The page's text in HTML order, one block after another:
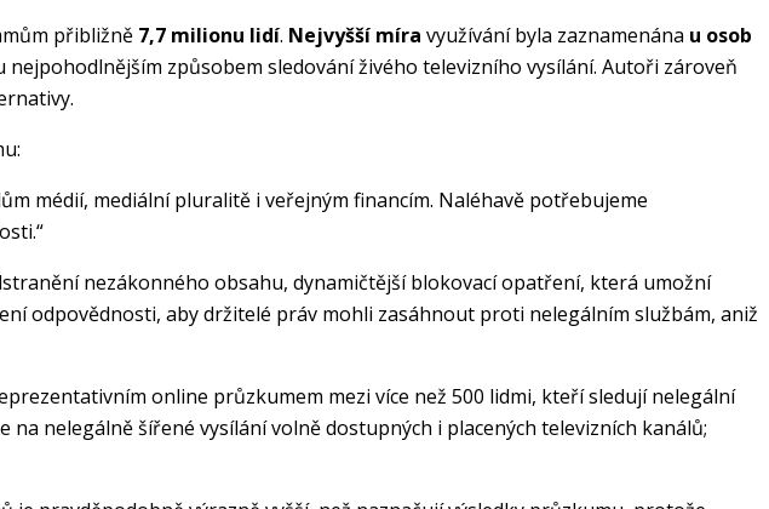
přibližně 7,7 milionu lidí. Nejvyšší míra využívání byla zaznamenána u osob
způsobem sledování živého televizního vysílání. Autoři zároveň
médií, mediální pluralitě i veřejným financím. Naléhavě potřebujeme
nezákonného obsahu, dynamičtější blokovací opatření, která umožní
odpovědnosti, aby držitelé práv mohli zasáhnout proti nelegálním službám, aniž
online průzkumem mezi více než 500 lidmi, kteří sledují nelegální
nelegálně šířené vysílání volně dostupných i placených televizních kanálů;